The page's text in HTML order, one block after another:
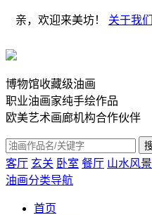
亲，欢迎来美坊！ 关于我们
博物馆收藏级油画
职业油画家纯手绘作品
欧美艺术画廊机构合作伙伴
客厅 玄关 卧室 餐厅 山水风景
油画分类导航
首页